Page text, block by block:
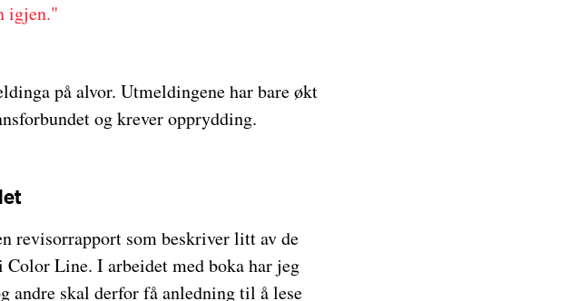
igjen."
på alvor. Utmeldingene har bare økt
og krever opprydding.
revisorrapport som beskriver litt av de
Line. I arbeidet med boka har jeg
andre skal derfor få anledning til å lese